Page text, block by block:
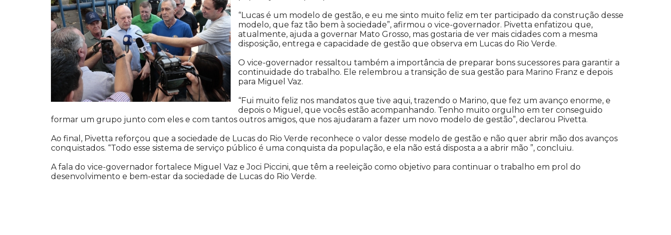
“Lucas é um modelo de gestão, e eu me sinto muito feliz em ter participado da construção desse
modelo, que faz tão bem à sociedade”, afirmou o vice-governador. Pivetta enfatizou que,
atualmente, ajuda a governar Mato Grosso, mas gostaria de ver mais cidades com a mesma
disposição, entrega e capacidade de gestão que observa em Lucas do Rio Verde.
O vice-governador ressaltou também a importância de preparar bons sucessores para garantir a
continuidade do trabalho. Ele relembrou a transição de sua gestão para Marino Franz e depois
para Miguel Vaz.
“Fui muito feliz nos mandatos que tive aqui, trazendo o Marino, que fez um avanço enorme, e
depois o Miguel, que vocês estão acompanhando. Tenho muito orgulho em ter conseguido
formar um grupo junto com eles e com tantos outros amigos, que nos ajudaram a fazer um novo modelo de gestão”, declarou Pivetta.
Ao final, Pivetta reforçou que a sociedade de Lucas do Rio Verde reconhece o valor desse modelo de gestão e não quer abrir mão dos avanços
conquistados. “Todo esse sistema de serviço público é uma conquista da população, e ela não está disposta a a abrir mão ”, concluiu.
A fala do vice-governador fortalece Miguel Vaz e Joci Piccini, que têm a reeleição como objetivo para continuar o trabalho em prol do
desenvolvimento e bem-estar da sociedade de Lucas do Rio Verde.